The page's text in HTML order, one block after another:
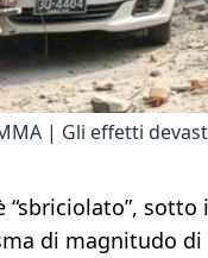
| Gli effetti
“sbriciolato”, sotto
di magnitudo di